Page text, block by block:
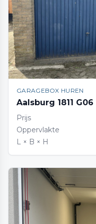
GARAGEBOX HUREN
Aalsburg 1811 G06
Prijs
Oppervlakte
L × B × H